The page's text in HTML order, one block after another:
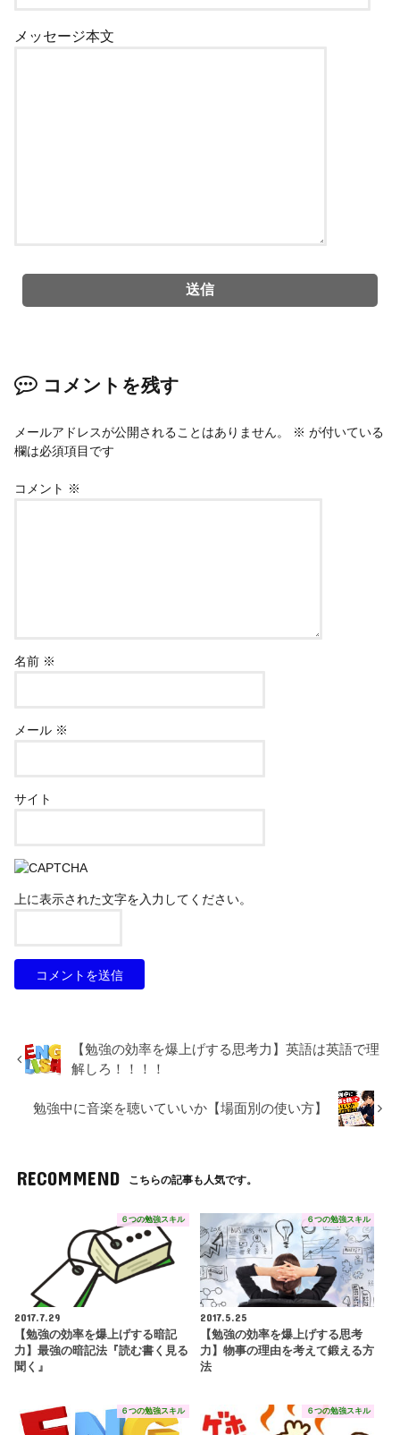
メッセージ本文
コメントを残す
メールアドレスが公開されることはありません。 ※ が付いている
欄は必須項目です
コメント ※
名前 ※
メール ※
サイト
上に表示された文字を入力してください。
【勉強の効率を爆上げする思考力】英語は英語で理
解しろ！！！！
勉強中に音楽を聴いていいか【場面別の使い方】
RECOMMEND こちらの記事も人気です。
６つの勉強スキル
2017.7.29
【勉強の効率を爆上げする暗記
力】最強の暗記法『読む書く見る
聞く』
６つの勉強スキル
2017.5.25
【勉強の効率を爆上げする思考
力】物事の理由を考えて鍛える方
法
６つの勉強スキル ６つの勉強スキル